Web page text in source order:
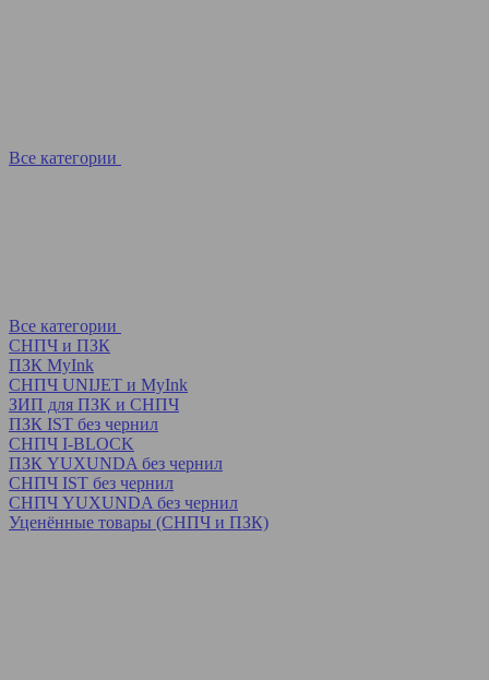
Все категории
Все категории
СНПЧ и ПЗК
ПЗК MyInk
СНПЧ UNIJET и MyInk
ЗИП для ПЗК и СНПЧ
ПЗК IST без чернил
СНПЧ I-BLOCK
ПЗК YUXUNDA без чернил
СНПЧ IST без чернил
СНПЧ YUXUNDA без чернил
Уценённые товары (СНПЧ и ПЗК)